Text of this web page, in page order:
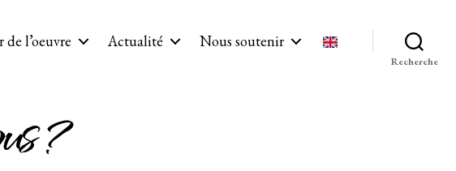
l’oeuvre Actualité Nous soutenir
Recherche
?